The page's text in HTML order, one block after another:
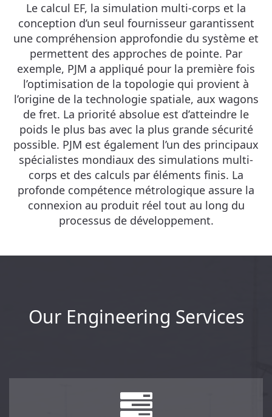
Le calcul EF, la simulation multi-corps et la
conception d’un seul fournisseur garantissent
une compréhension approfondie du système et
permettent des approches de pointe. Par
exemple, PJM a appliqué pour la première fois
l’optimisation de la topologie qui provient à
l’origine de la technologie spatiale, aux wagons
de fret. La priorité absolue est d’atteindre le
poids le plus bas avec la plus grande sécurité
possible. PJM est également l’un des principaux
spécialistes mondiaux des simulations multi-
corps et des calculs par éléments finis. La
profonde compétence métrologique assure la
connexion au produit réel tout au long du
processus de développement.
Our Engineering Services